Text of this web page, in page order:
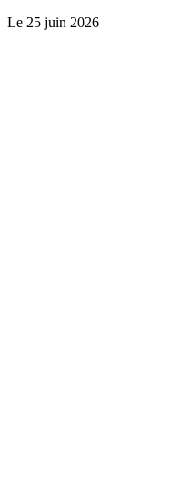
Le 25 juin 2026